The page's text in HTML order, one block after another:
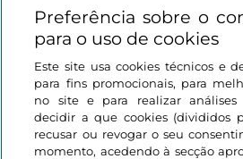
Ligações úteis
Iniciar sessão
Mantenha-se em contacto
Preferência sobre o
para o uso de cookies
Este site usa cookies técnicos e
para fins promocionais, para
no site e para realizar análises
decidir a que cookies (divididos
recusar ou revogar o seu
momento, acedendo à secção